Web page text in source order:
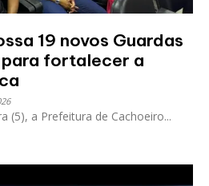
19 novos Guardas
fortalecer a
(5), a Prefeitura de Cachoeiro...